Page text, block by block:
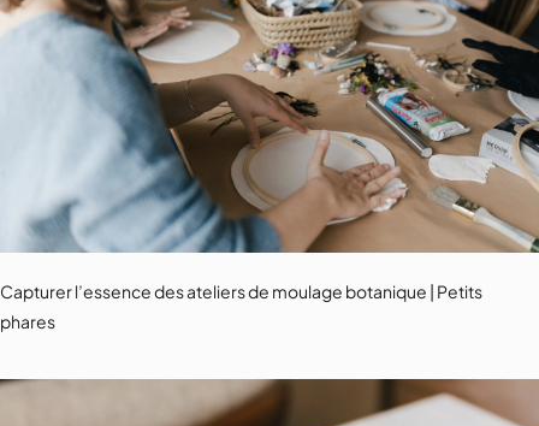
Capturer l’essence des ateliers de moulage botanique | Petits
phares